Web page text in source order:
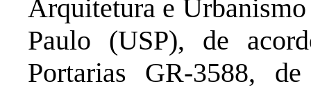
Arquitetura e
Paulo (USP), de
Portarias GR-3588,